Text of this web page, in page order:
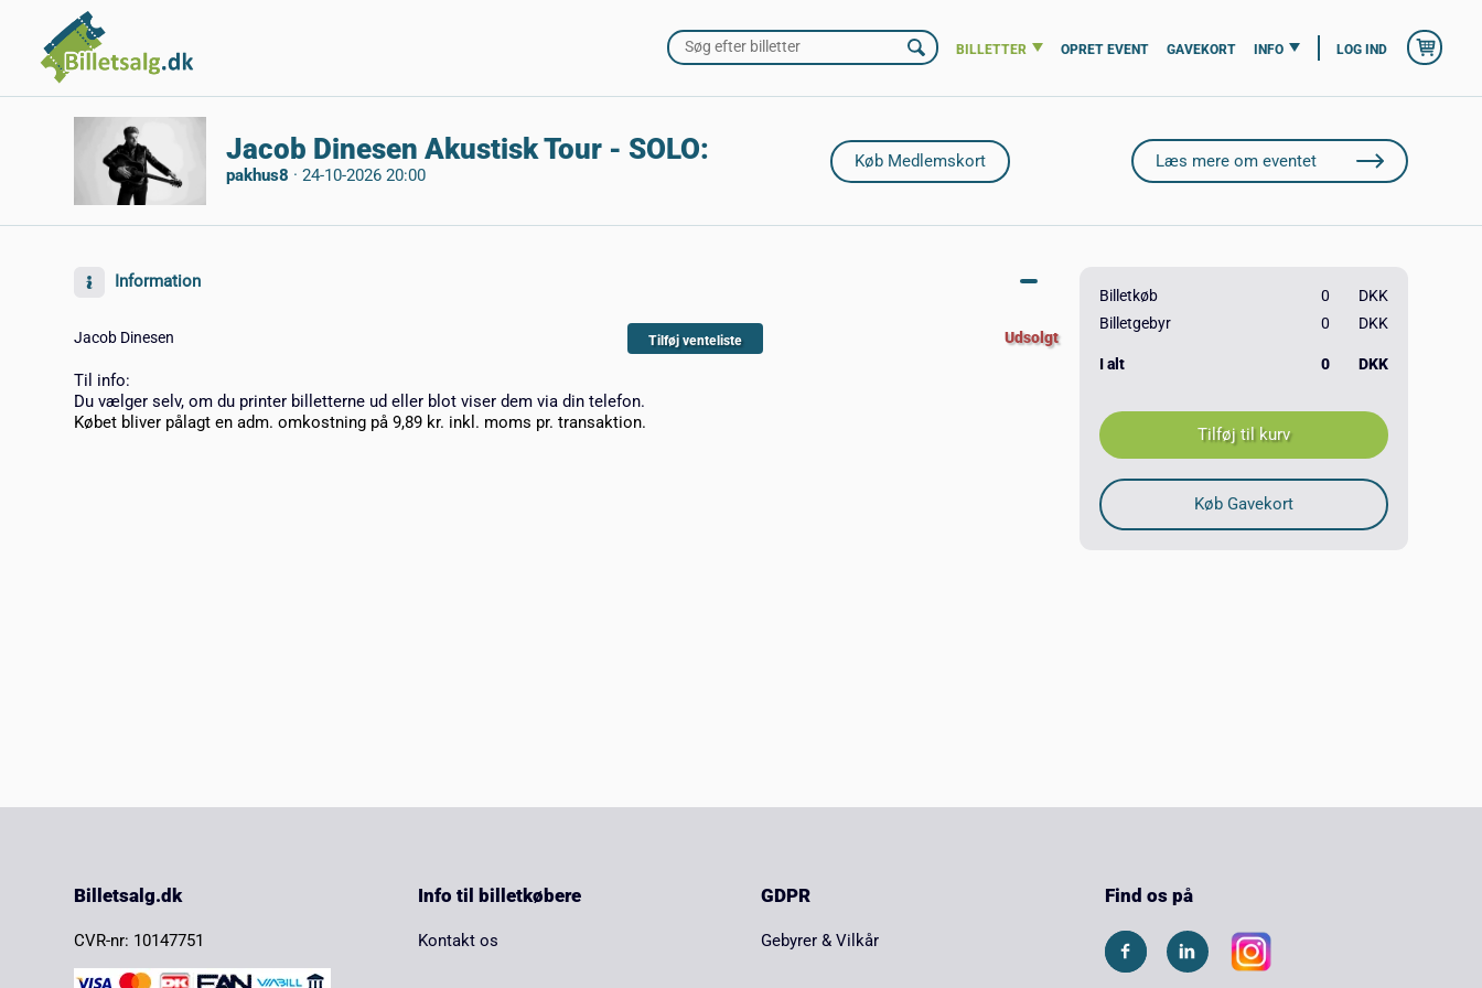
BILLETTER OPRET EVENT GAVEKORT INFO LOG IND
Jacob Dinesen Akustisk Tour - SOLO:
pakhus8 ·24-10-2026 20:00
Læs mere om eventet
Information
Jacob Dinesen Tilføj venteliste Udsolgt
Til info:
Du vælger selv, om du printer billetterne ud eller blot viser dem via din telefon.
Købet bliver pålagt en adm. omkostning på 9,89 kr. inkl. moms pr. transaktion.
Billetkøb 0
DKK
Billetgebyr
0 DKK
I alt 0 DKK
Billetsalg.dk
CVR-nr: 10147751
Info til billetkøbere
Kontakt os
GDPR
Gebyrer & Vilkår
Find os på